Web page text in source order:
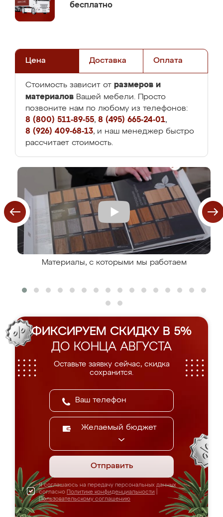
бесплатно
Цена Доставка Оплата
Стоимость зависит от размеров и
материалов Вашей мебели. Просто
позвоните нам по любому из телефонов:
8 (800) 511-89-55, 8 (495) 665-24-01,
8 (926) 409-68-13, и наш менеджер быстро
рассчитает стоимость.
Материалы, с которыми мы работаем
ФИКСИРУЕМ СКИДКУ В 5%
ДО КОНЦА АВГУСТА
Оставьте заявку сейчас, скидка
сохранится.
Желаемый бюджет
Отправить
Я соглашаюсь на передачу персональных данных
согласно Политике конфиденциальности
Пользовательскому соглашению